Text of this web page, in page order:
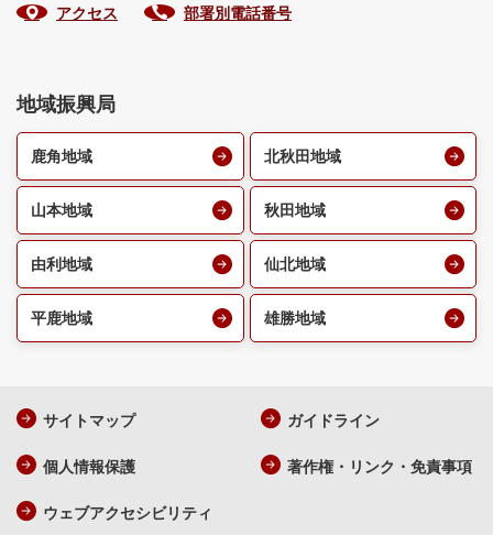
アクセス 部署別電話番号
地域振興局
鹿角地域 北秋田地域
山本地域 秋田地域
由利地域 仙北地域
平鹿地域 雄勝地域
サイトマップ ガイドライン
個人情報保護 著作権・リンク・免責事項
ウェブアクセシビリティ